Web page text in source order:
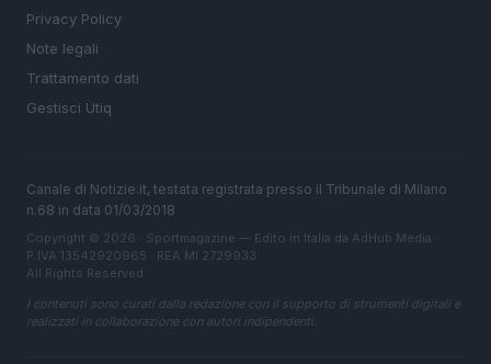
Privacy Policy
Note legali
Trattamento dati
Gestisci Utiq
Canale di Notizie.it, testata registrata presso il Tribunale di Milano
n.68 in data 01/03/2018
Copyright © 2026 · Sportmagazine — Edito in Italia da AdHub Media
P.IVA 13542920965 · REA MI 2729933
All Rights Reserved
I contenuti sono curati dalla redazione con il supporto di strumenti digitali e
realizzati in collaborazione con autori indipendenti.